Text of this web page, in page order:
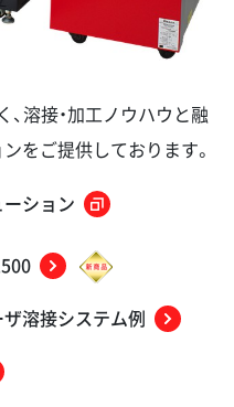
溶接・加工ノウハウと融
をご提供しております。
ション
溶接システム例